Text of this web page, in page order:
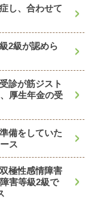
し、合わせて
2級が認めら
診が筋ジスト
厚生年金の受
備をしていた
ス
極性感情障害
害等級2級で